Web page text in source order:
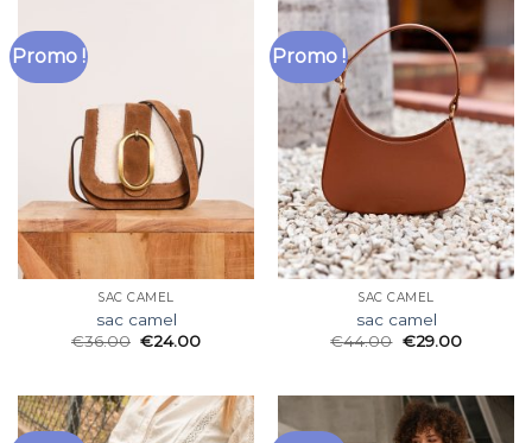
Promo !
SAC CAMEL
sac camel
€36.00 €24.00
Promo !
SAC CAMEL
sac camel
€44.00 €29.00